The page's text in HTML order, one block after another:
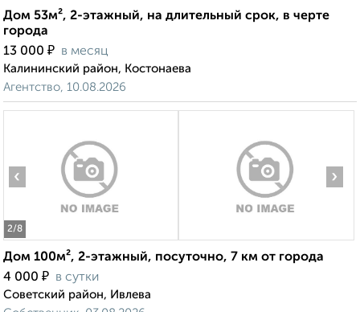
Дом 53м², 2-этажный, на длительный срок, в черте
города
13 000 ₽ в месяц
Калининский район, Костонаева
Агентство, 10.08.2026
2/8
‹ ›
Дом 100м², 2-этажный, посуточно, 7 км от города
4 000 ₽ в сутки
Советский район, Ивлева